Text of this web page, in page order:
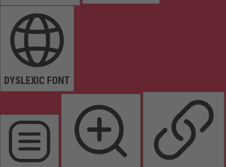
DYSLEXIC FONT